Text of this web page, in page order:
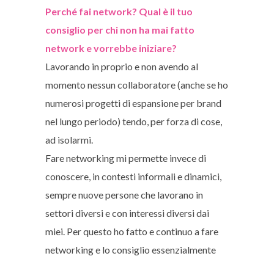
Perché fai network? Qual è il tuo
consiglio per chi non ha mai fatto
network e vorrebbe iniziare?
Lavorando in proprio e non avendo al
momento nessun collaboratore (anche se ho
numerosi progetti di espansione per brand
nel lungo periodo) tendo, per forza di cose,
ad isolarmi.
Fare networking mi permette invece di
conoscere, in contesti informali e dinamici,
sempre nuove persone che lavorano in
settori diversi e con interessi diversi dai
miei. Per questo ho fatto e continuo a fare
networking e lo consiglio essenzialmente